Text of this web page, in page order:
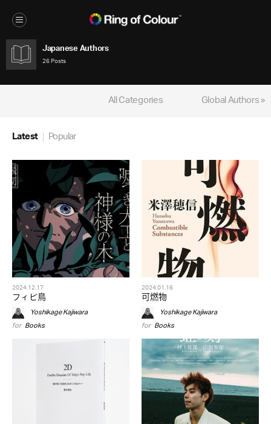
Japanese Authors
26 Posts
Global Authors »
All Categories
Latest Popular
2024.12.17
フィビ鳥
Yoshikage Kajiwara
for Books
2024.01.16
可燃物
Yoshikage Kajiwara
for Books